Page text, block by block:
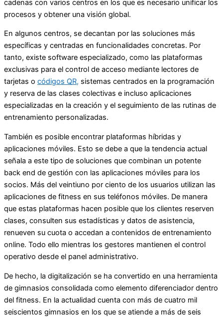
cadenas con varios centros en los que es necesario unificar los
procesos y obtener una visión global.
En algunos centros, se decantan por las soluciones más
específicas y centradas en funcionalidades concretas. Por
tanto, existe software especializado, como las plataformas
exclusivas para el control de acceso mediante lectores de
tarjetas o códigos QR, sistemas centrados en la programación
y reserva de las clases colectivas e incluso aplicaciones
especializadas en la creación y el seguimiento de las rutinas de
entrenamiento personalizadas.
También es posible encontrar plataformas híbridas y
aplicaciones móviles. Esto se debe a que la tendencia actual
señala a este tipo de soluciones que combinan un potente
back end de gestión con las aplicaciones móviles para los
socios. Más del veintiuno por ciento de los usuarios utilizan las
aplicaciones de fitness en sus teléfonos móviles. De manera
que estas plataformas hacen posible que los clientes reserven
clases, consulten sus estadísticas y datos de asistencia,
renueven su cuota o accedan a contenidos de entrenamiento
online. Todo ello mientras los gestores mantienen el control
operativo desde el panel administrativo.
De hecho, la digitalización se ha convertido en una herramienta
de gimnasios consolidada como elemento diferenciador dentro
del fitness. En la actualidad cuenta con más de cuatro mil
seiscientos gimnasios en los que se atiende a más de seis